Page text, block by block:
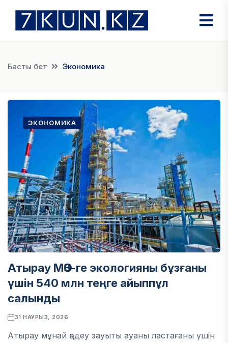
Басты бет Экономика
ЭКОНОМИКА
Атырау МӨЗ-ге экологияны бұзғаны
үшін 540 млн теңге айыппұл
салынды
31 НАУРЫЗ, 2026
Атырау мұнай өңдеу зауыты ауаны ластағаны үшін